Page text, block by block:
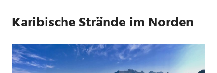
Karibische Strände im Norden